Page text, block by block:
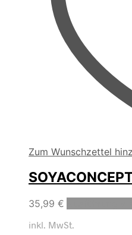
Zum Wunschzettel
35,99 €
inkl. MwSt.